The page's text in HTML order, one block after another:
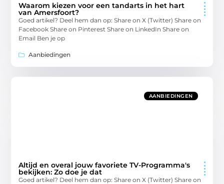
Waarom kiezen voor een tandarts in het hart
van Amersfoort?
Goed artikel? Deel hem dan op: Share on X (Twitter) Share on
Facebook Share on Pinterest Share on LinkedIn Share on
Email Ben je op
Aanbiedingen
AANBIEDINGEN
Altijd en overal jouw favoriete TV-Programma's
bekijken: Zo doe je dat
Goed artikel? Deel hem dan op: Share on X (Twitter) Share on